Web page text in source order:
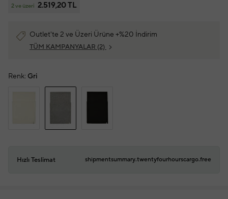
2 ve üzeri 2.519,20 TL
Outlet'te 2 ve Üzeri Ürüne +%20 İndirim
TÜM KAMPANYALAR (2)
Renk: Gri
Hızlı Teslimat shipmentsummary.twentyfourhourscargo.free